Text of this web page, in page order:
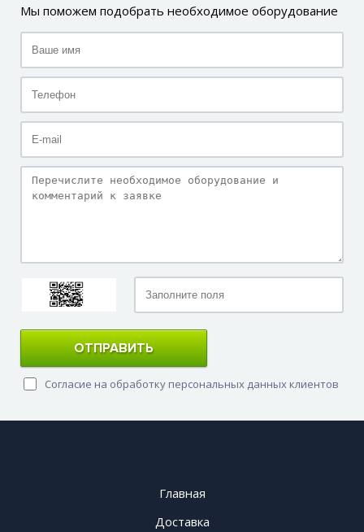
Мы поможем подобрать необходимое оборудование
ОТПРАВИТЬ
Согласие на обработку персональных данных клиентов
Главная
Доставка